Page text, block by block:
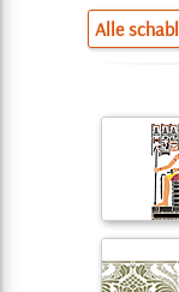
Alle